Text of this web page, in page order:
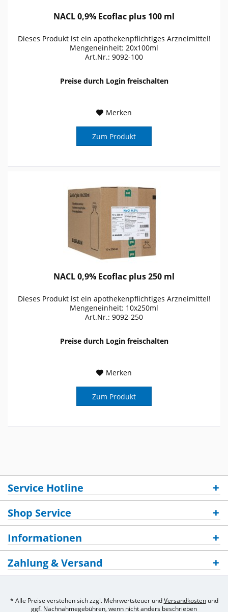
NACL 0,9% Ecoflac plus 100 ml
Dieses Produkt ist ein apothekenpflichtiges Arzneimittel!
Mengeneinheit: 20x100ml
Art.Nr.: 9092-100
Preise durch Login freischalten
Merken
Zum Produkt
NACL 0,9% Ecoflac plus 250 ml
Dieses Produkt ist ein apothekenpflichtiges Arzneimittel!
Mengeneinheit: 10x250ml
Art.Nr.: 9092-250
Preise durch Login freischalten
Merken
Zum Produkt
Service Hotline
Shop Service
Informationen
Zahlung & Versand
* Alle Preise verstehen sich zzgl. Mehrwertsteuer undVersandkostenund
ggf. Nachnahmegebühren, wenn nicht anders beschrieben